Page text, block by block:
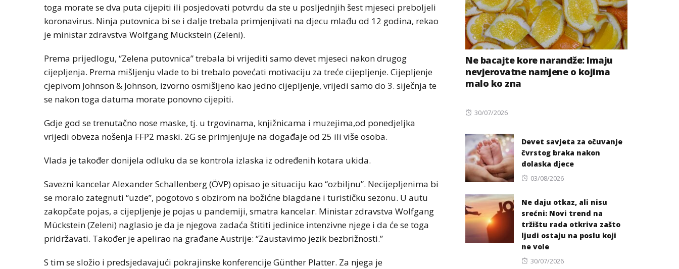
toga morate se dva puta cijepiti ili posjedovati potvrdu da ste u posljednjih šest mjeseci preboljeli
koronavirus. Ninja putovnica bi se i dalje trebala primjenjivati ​​na djecu mlađu od 12 godina, rekao
je ministar zdravstva Wolfgang Mückstein (Zeleni).
Prema prijedlogu, “Zelena putovnica” trebala bi vrijediti samo devet mjeseci nakon drugog
cijepljenja. Prema mišljenju vlade to bi trebalo povećati motivaciju za treće cijepljenje. Cijepljenje
cjepivom Johnson & Johnson, izvorno osmišljeno kao jedno cijepljenje, vrijedi samo do 3. siječnja te
se nakon toga datuma morate ponovno cijepiti.
Gdje god se trenutačno nose maske, tj. u trgovinama, knjižnicama i muzejima,od ponedjeljka
vrijedi obveza nošenja FFP2 maski. 2G se primjenjuje na događaje od 25 ili više osoba.
Vlada je također donijela odluku da se kontrola izlaska iz određenih kotara ukida.
Savezni kancelar Alexander Schallenberg (ÖVP) opisao je situaciju kao “ozbiljnu”. Necijepljenima bi
se moralo zategnuti “uzde”, pogotovo s obzirom na božićne blagdane i turističku sezonu. U autu
zakopčate pojas, a cijepljenje je pojas u pandemiji, smatra kancelar. Ministar zdravstva Wolfgang
Mückstein (Zeleni) naglasio je da je njegova zadaća štititi jedinice intenzivne njege i da će se toga
pridržavati. Također je apelirao na građane Austrije: “Zaustavimo jezik bezbrižnosti.”
S tim se složio i predsjedavajući pokrajinske konferencije Günther Platter. Za njega je
Ne bacajte kore narandže: Imaju
nevjerovatne namjene o kojima
malo ko zna
Posted
30/07/2026
Devet savjeta za očuvanje
čvrstog braka nakon
dolaska djece
Posted
03/08/2026
Ne daju otkaz, ali nisu
srećni: Novi trend na
tržištu rada otkriva zašto
ljudi ostaju na poslu koji
ne vole
Posted
30/07/2026